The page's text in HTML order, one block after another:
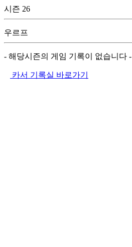
시즌 26
우르프
- 해당시즌의 게임 기록이 없습니다 -
카서 기록실 바로가기